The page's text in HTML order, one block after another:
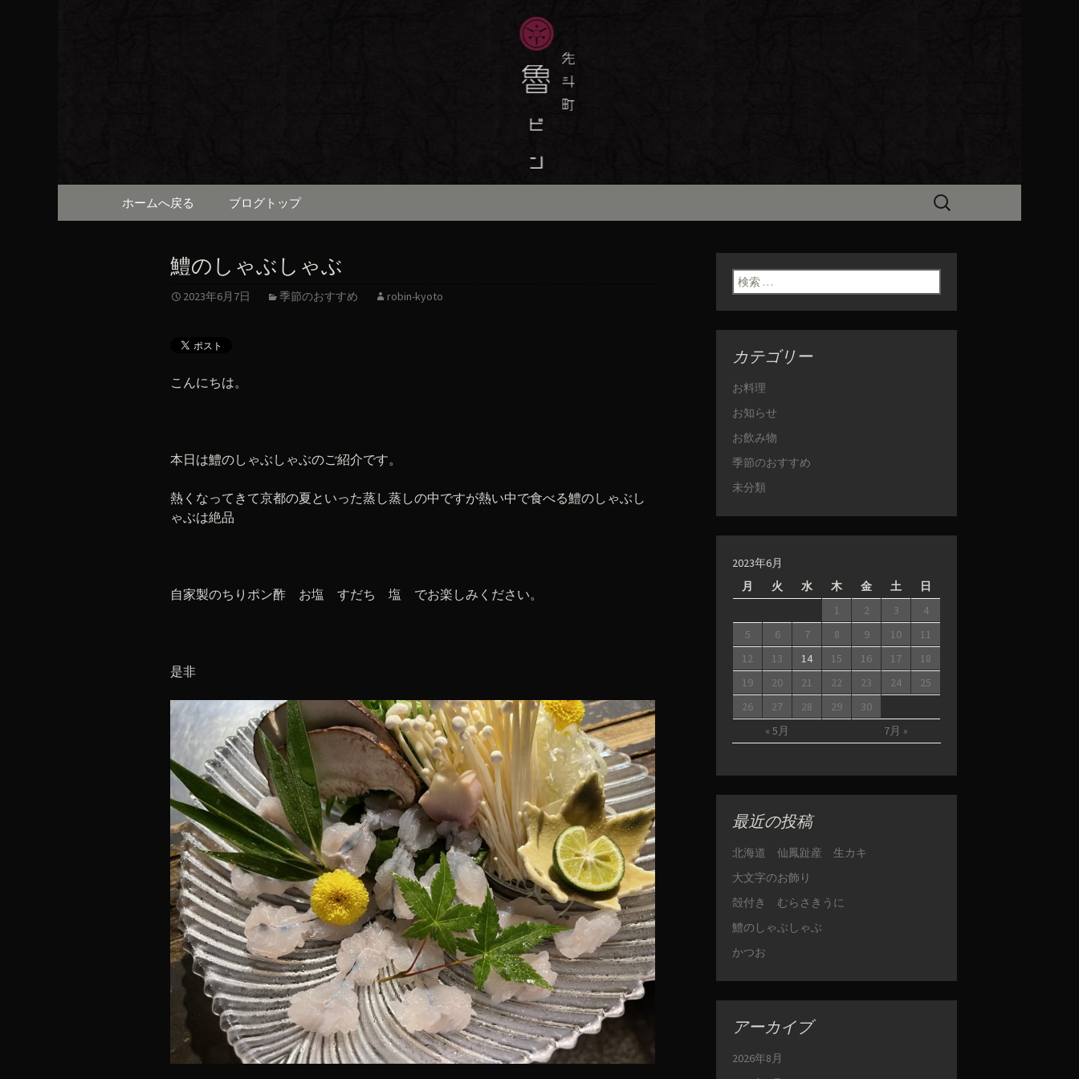
京都・先斗町の京料理・和食「魯ビン
（ろびん）」の公式ブログ
京都・先斗町の京町家で美味しい季節の京料理・和食が自慢の「魯ビン（ろびん）」がお店からのお
知らせや、お料理について最新情報をおとどけします。
コンテンツへ移動
ホームへ戻る ブログトップ
検
鱧のしゃぶしゃぶ
2023年6月7日 季節のおすすめ robin-kyoto
こんにちは。
本日は鱧のしゃぶしゃぶのご紹介です。
熱くなってきて京都の夏といった蒸し蒸しの中ですが熱い中で食べる鱧のしゃぶし
ゃぶは絶品
自家製のちりポン酢 お塩 すだち 塩 でお楽しみください。
是非
検索:
カテゴリー
お料理
お知らせ
お飲み物
季節のおすすめ
未分類
2023年6月
月
火 水 木 金 土 日
« 5月 7月 »
1 2 3
4
5
6 7 8 9 10
11
12
13 14 15 16 17
18
19
20 21 22 23 24
25
26
27 28 29 30
最近の投稿
北海道 仙鳳趾産 生カキ
大文字のお飾り
殻付き むらさきうに
鱧のしゃぶしゃぶ
かつお
アーカイブ
2026年8月